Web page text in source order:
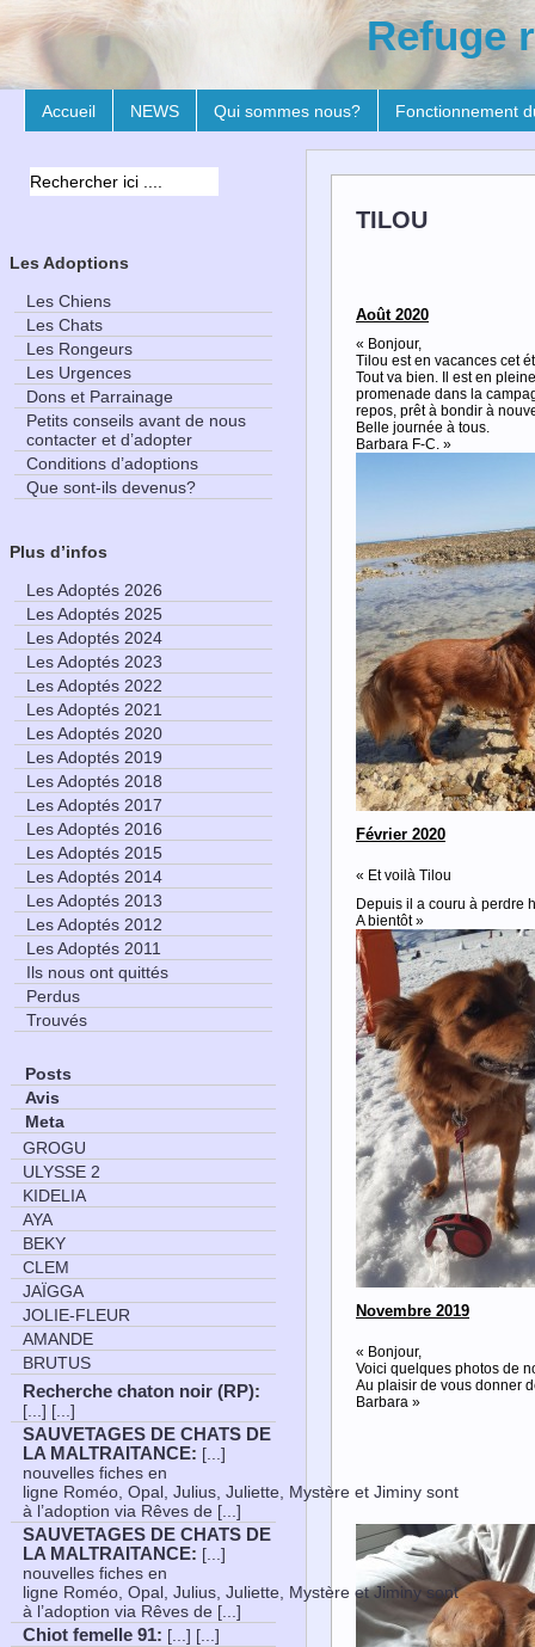
Refuge
Accueil NEWS Qui sommes nous? Fonctionnement
TILOU
Août 2020
« Bonjour,
Tilou est en vacances cet
Tout va bien. Il est en
promenade dans la
repos, prêt à bondir à
Belle journée à tous.
Barbara F-C. »
Février 2020
« Et voilà Tilou
Depuis il a couru à perdre
A bientôt »
Novembre 2019
« Bonjour,
Voici quelques photos de
Au plaisir de vous donner
Barbara »
Les Adoptions
Les Chiens
Les Chats
Les Rongeurs
Les Urgences
Dons et Parrainage
Petits conseils avant de nous
contacter et d’adopter
Conditions d’adoptions
Que sont-ils devenus?
Plus d’infos
Les Adoptés 2026
Les Adoptés 2025
Les Adoptés 2024
Les Adoptés 2023
Les Adoptés 2022
Les Adoptés 2021
Les Adoptés 2020
Les Adoptés 2019
Les Adoptés 2018
Les Adoptés 2017
Les Adoptés 2016
Les Adoptés 2015
Les Adoptés 2014
Les Adoptés 2013
Les Adoptés 2012
Les Adoptés 2011
Ils nous ont quittés
Perdus
Trouvés
Posts
Avis
Meta
GROGU
ULYSSE 2
KIDELIA
AYA
BEKY
CLEM
JAÏGGA
JOLIE-FLEUR
AMANDE
BRUTUS
Recherche chaton noir (RP):
[...] [...]
SAUVETAGES DE CHATS DE
LA MALTRAITANCE: [...]
nouvelles fiches en
ligne Roméo, Opal, Julius, Juliette, Mystère et Jiminy sont
à l’adoption via Rêves de [...]
SAUVETAGES DE CHATS DE
LA MALTRAITANCE: [...]
nouvelles fiches en
ligne Roméo, Opal, Julius, Juliette, Mystère et Jiminy sont
à l’adoption via Rêves de [...]
Chiot femelle 91: [...] [...]